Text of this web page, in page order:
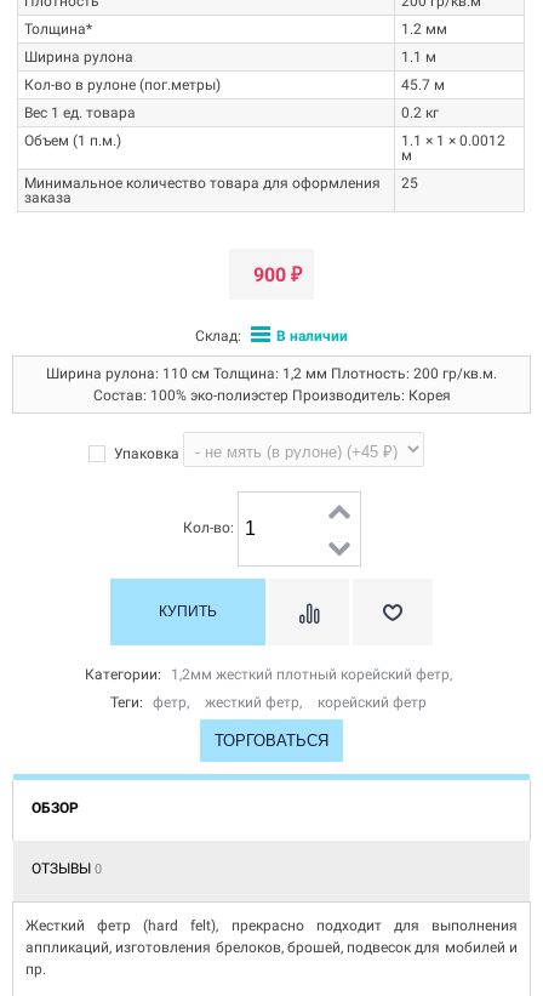
Толщина*
1.2 мм
Ширина рулона
1.1 м
Кол-во в рулоне (пог.метры)
45.7 м
Вес 1 ед. товара
0.2 кг
Объем (1 п.м.)
1.1 × 1 × 0.0012
м
Минимальное количество товара для оформления
заказа
25
900 ₽
Склад: В наличии
Ширина рулона: 110 см Толщина: 1,2 мм Плотность: 200 гр/кв.м.
Состав: 100% эко-полиэстер Производитель: Корея
Упаковка
Кол-во:
Категории: 1,2мм жесткий плотный корейский фетр,
Теги:
фетр, жесткий фетр, корейский фетр
ТОРГОВАТЬСЯ
ОБЗОР
ОТЗЫВЫ 0
Жесткий фетр (hard felt), прекрасно подходит для выполнения
аппликаций, изготовления брелоков, брошей, подвесок для мобилей и
пр.